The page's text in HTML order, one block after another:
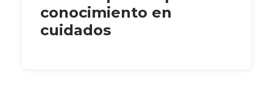
conocimiento en
cuidados